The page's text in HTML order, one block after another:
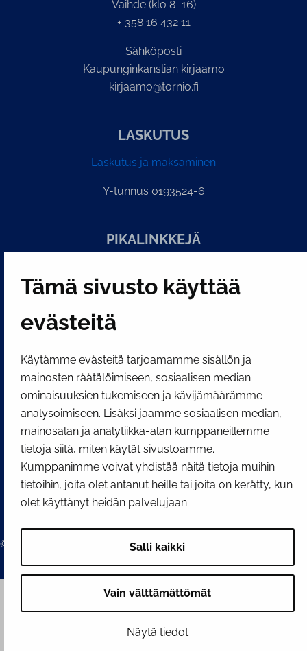
Tämä sivusto käyttää
evästeitä
Käytämme evästeitä tarjoamamme sisällön ja
mainosten räätälöimiseen, sosiaalisen median
ominaisuuksien tukemiseen ja kävijämäärämme
analysoimiseen. Lisäksi jaamme sosiaalisen median,
mainosalan ja analytiikka-alan kumppaneillemme
tietoja siitä, miten käytät sivustoamme.
Kumppanimme voivat yhdistää näitä tietoja muihin
tietoihin, joita olet antanut heille tai joita on kerätty, kun
olet käyttänyt heidän palvelujaan.
Salli kaikki
Vain välttämättömät
Näytä tiedot
Vaihde (klo 8–16)
+ 358 16 432 11
Sähköposti
Kaupunginkanslian kirjaamo
kirjaamo@tornio.fi
LASKUTUS
Laskutus ja maksaminen
Y-tunnus 0193524-6
PI­KA­LINK­KE­JÄ
Näytä evästeasetukseni
SOSIAALINEN MEDIA
© 2026 Tornion kaupunki